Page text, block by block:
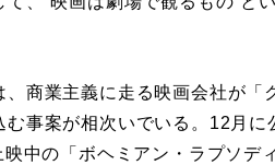
商業主義に走る映画会社が「
事案が相次いでいる。12月
中の「ボヘミアン・ラプソデ